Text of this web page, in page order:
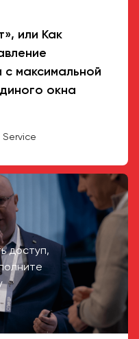
или Как
с максимальной
окна
Service
доступ,